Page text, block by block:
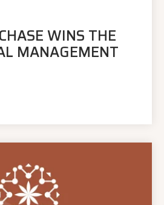
WINS THE
MANAGEMENT